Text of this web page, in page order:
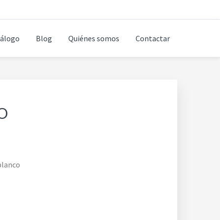
Blog Quiénes somos Contactar